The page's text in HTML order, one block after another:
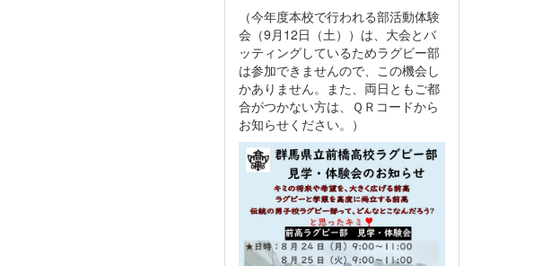
（今年度本校で行われる部活動体験
会（9月12日（土））は、大会とバ
ッティングしているためラグビー部
は参加できませんので、この機会し
かありません。また、両日ともご都
合がつかない方は、ＱＲコードから
お知らせください。）